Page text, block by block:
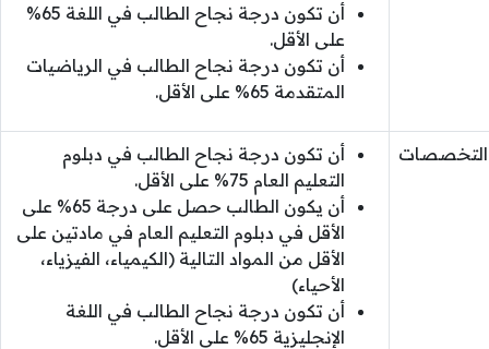
أن تكون درجة نجاح الطالب في اللغة 65%
على الأقل.
أن تكون درجة نجاح الطالب في الرياضيات
المتقدمة 65% على الأقل.
أن تكون درجة نجاح الطالب في دبلوم
التعليم العام 75% على الأقل.
أن يكون الطالب حصل على درجة 65% على
الأقل في دبلوم التعليم العام في مادتين على
الأقل من المواد التالية (الكيمياء، الفيزياء،
الأحياء)
أن تكون درجة نجاح الطالب في اللغة
الإنجليزية 65% على الأقل.